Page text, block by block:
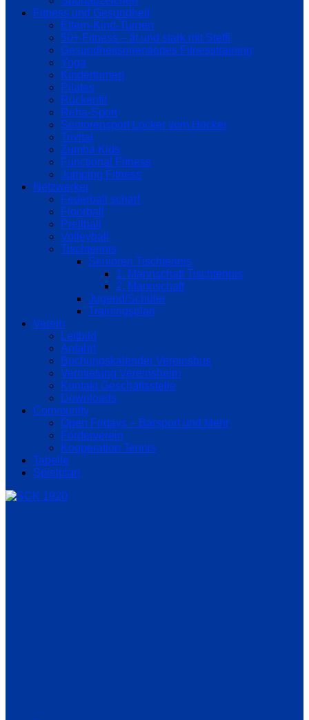
Fitness und Gesundheit
Eltern-Kind-Turnen
50+ Fitness – fit und stark mit Steffi
Gesundheitsorientiertes Fitnesstraining
Yoga
Kinderturnen
Pilates
Rückenfit
Reha-Sport
Seniorensport Locker vom Hocker
Trivital
Zumba Kids
Functional Fitness
Jumping Fitness
Netzwerker
Federball scharf
Floorball
Prellball
Volleyball
Tischtennis
Senioren Tischtennis
1. Mannschaft Tischtennis
2. Mannschaft
Jugend/Schüler
Trainingsplan
Verein
Leitbild
Anfahrt
Buchungskalender Vereinsbus
Vermietung Vereinsheim
Kontakt Geschäftsstelle
Downloads
Community
Open Fridays – Barsport und Mehr
Förderverein
Kooperation Tennis
Tabelle
Spielplan